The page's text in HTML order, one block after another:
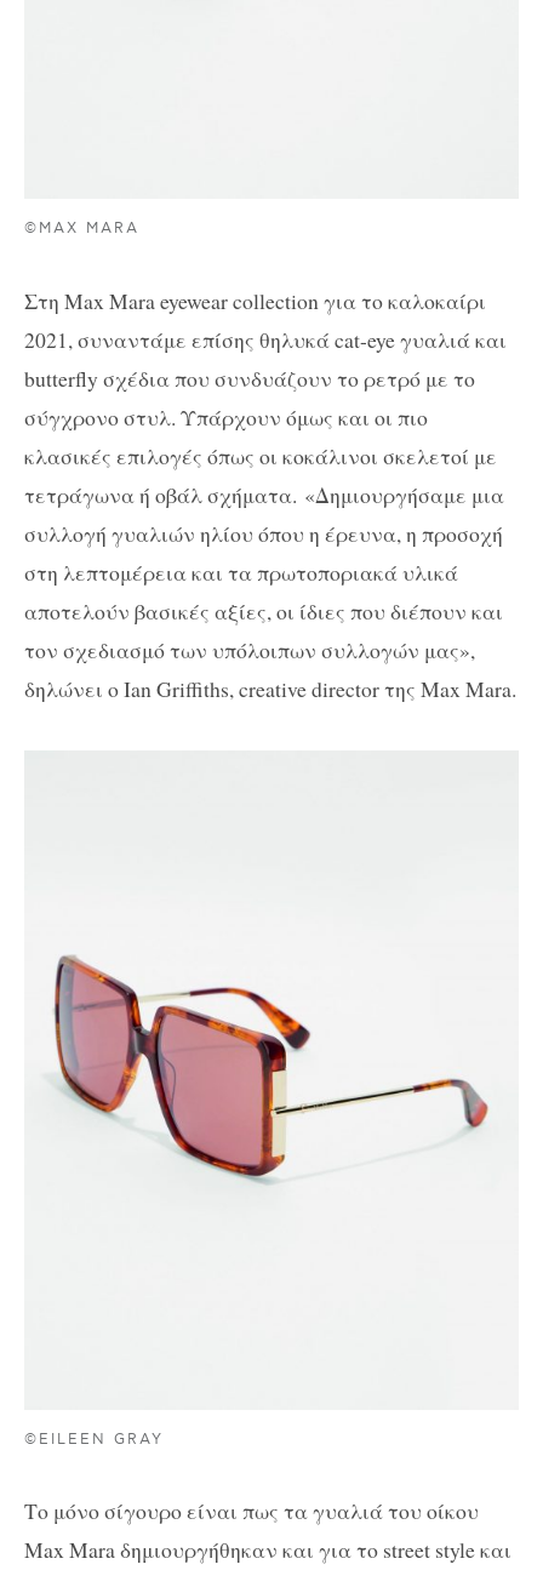
©MAX MARA
Στη Max Mara eyewear collection για το καλοκαίρι
2021, συναντάμε επίσης θηλυκά cat-eye γυαλιά και
butterfly σχέδια που συνδυάζουν το ρετρό με το
σύγχρονο στυλ. Υπάρχουν όμως και οι πιο
κλασικές επιλογές όπως οι κοκάλινοι σκελετοί με
τετράγωνα ή οβάλ σχήματα. «Δημιουργήσαμε μια
συλλογή γυαλιών ηλίου όπου η έρευνα, η προσοχή
στη λεπτομέρεια και τα πρωτοποριακά υλικά
αποτελούν βασικές αξίες, οι ίδιες που διέπουν και
τον σχεδιασμό των υπόλοιπων συλλογών μας»,
δηλώνει οIan Griffiths, creative directorτης Max Mara.
©EILEEN GRAY
Το μόνο σίγουρο είναι πως τα γυαλιά του οίκου
Max Mara δημιουργήθηκαν και για το street style και